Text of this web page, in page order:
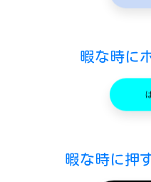
暇な時に
暇な時に押